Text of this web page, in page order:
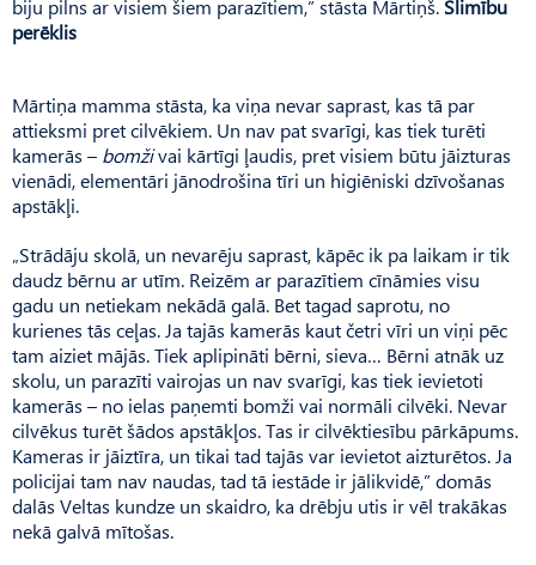
biju pilns ar visiem šiem parazītiem,” stāsta Mārtiņš. Slimību
perēklis
Mārtiņa mamma stāsta, ka viņa nevar saprast, kas tā par
attieksmi pret cilvēkiem. Un nav pat svarīgi, kas tiek turēti
kamerās – bomživai kārtīgi ļaudis, pret visiem būtu jāizturas
vienādi, elementāri jānodrošina tīri un higiēniski dzīvošanas
apstākļi.
„Strādāju skolā, un nevarēju saprast, kāpēc ik pa laikam ir tik
daudz bērnu ar utīm. Reizēm ar parazītiem cīnāmies visu
gadu un netiekam nekādā galā. Bet tagad saprotu, no
kurienes tās ceļas. Ja tajās kamerās kaut četri vīri un viņi pēc
tam aiziet mājās. Tiek aplipināti bērni, sieva… Bērni atnāk uz
skolu, un parazīti vairojas un nav svarīgi, kas tiek ievietoti
kamerās – no ielas paņemti bomži vai normāli cilvēki. Nevar
cilvēkus turēt šādos apstākļos. Tas ir cilvēktiesību pārkāpums.
Kameras ir jāiztīra, un tikai tad tajās var ievietot aizturētos. Ja
policijai tam nav naudas, tad tā iestāde ir jālikvidē,” domās
dalās Veltas kundze un skaidro, ka drēbju utis ir vēl trakākas
nekā galvā mītošas.